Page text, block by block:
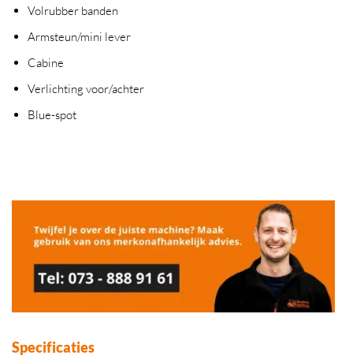
Volrubber banden
Armsteun/mini lever
Cabine
Verlichting voor/achter
Blue-spot
Specificaties